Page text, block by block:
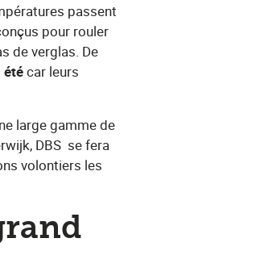
passent
pour rouler
de verglas. De
été​ car leurs
large gamme de
DBS ​ se fera
volontiers les